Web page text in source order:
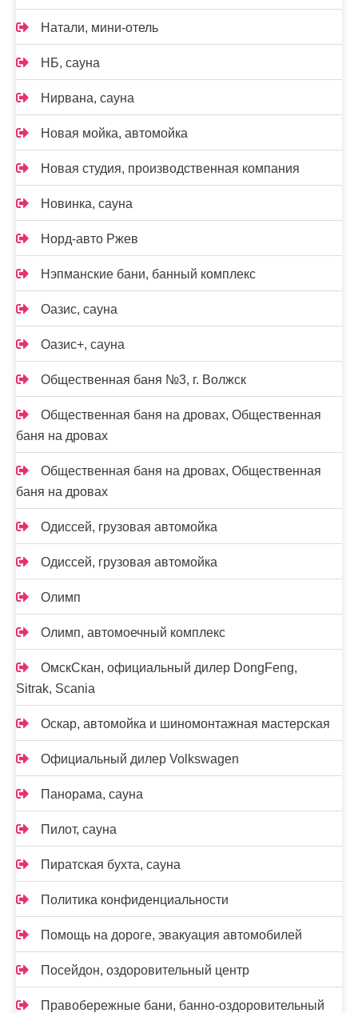
Натали, мини-отель
НБ, сауна
Нирвана, сауна
Новая мойка, автомойка
Новая студия, производственная компания
Новинка, сауна
Норд-авто Ржев
Нэпманские бани, банный комплекс
Оазис, сауна
Оазис+, сауна
Общественная баня №3, г. Волжск
Общественная баня на дровах, Общественная
баня на дровах
Общественная баня на дровах, Общественная
баня на дровах
Одиссей, грузовая автомойка
Одиссей, грузовая автомойка
Олимп
Олимп, автомоечный комплекс
ОмскСкан, официальный дилер DongFeng,
Sitrak, Scania
Оскар, автомойка и шиномонтажная мастерская
Официальный дилер Volkswagen
Панорама, сауна
Пилот, сауна
Пиратская бухта, сауна
Политика конфиденциальности
Помощь на дороге, эвакуация автомобилей
Посейдон, оздоровительный центр
Правобережные бани, банно-оздоровительный